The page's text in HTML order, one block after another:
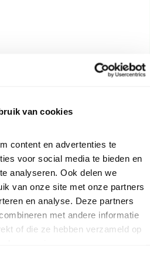
van cookies
content en advertenties te
voor social media te bieden en
analyseren. Ook delen we
van onze site met onze partners
en analyse. Deze partners
met andere informatie
of die ze hebben verzameld op
van Vogelbescherming.